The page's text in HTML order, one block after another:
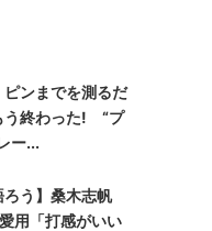
ピンまでを測るだ
う終わった! “プ
ー...
ろう】桑木志帆
用「打感がいい